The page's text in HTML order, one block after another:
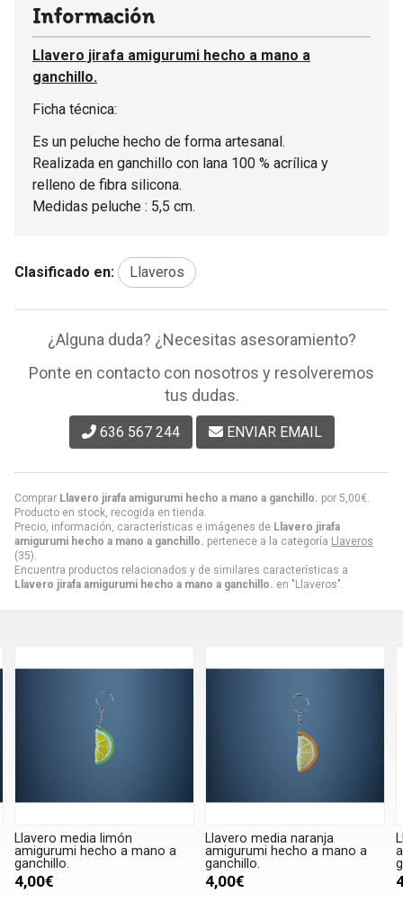
Comprar Llavero jirafa amigurumi hecho a mano a ganchillo. por 5,00€
Producto en stock, recogida en tienda.
Precio, información, características e imágenes de Llavero jirafa
amigurumi hecho a mano a ganchillo. pertenece a la categoría Llaveros
(35).
Encuentra productos relacionados y de similares características a
Llavero jirafa amigurumi hecho a mano a ganchillo. en "Llaveros".
Información
Llavero jirafa amigurumi hecho a mano a
ganchillo.
Ficha técnica:
Es un peluche hecho de forma artesanal.
Realizada en ganchillo con lana 100 % acrílica y
relleno de fibra silicona.
Medidas peluche : 5,5 cm.
Clasificado en: Llaveros
¿Alguna duda? ¿Necesitas asesoramiento?
Ponte en contacto con nosotros y resolveremos
tus dudas.
636 567 244 ENVIAR EMAIL
Llavero media limón
amigurumi hecho a mano a
ganchillo.
4,00€
Llavero media naranja
amigurumi hecho a mano a
ganchillo.
4,00€